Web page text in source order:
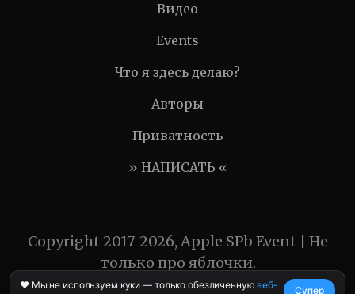
Видео
Events
Что я здесь делаю?
Авторы
Приватность
» НАПИСАТЬ «
Copyright 2017-2026, Apple SPb Event | Не
только про яблочки.
❤️ Мы не используем куки — только обезличеннуювеб-
Супер